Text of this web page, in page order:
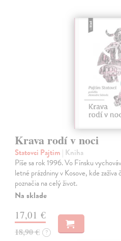
Krava rodí v noci
Statovci Pajtim | Kniha
Píše sa rok 1996. Vo Fínsku
letné prázdniny v Kosove, kde
poznačia na celý život.
Na sklade
17,01 €
18,90 € ?